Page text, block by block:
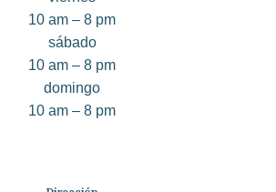
10 am – 8 pm
sábado
10 am – 8 pm
domingo
10 am – 8 pm